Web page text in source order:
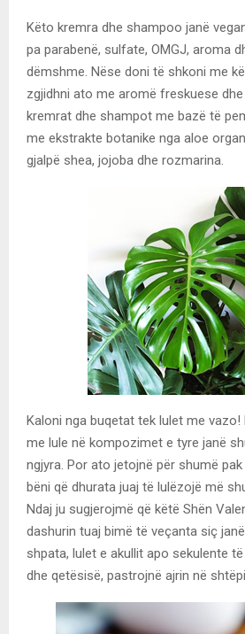
Këto kremra dhe shampoo janë
pa parabenë, sulfate, OMGJ, aroma
dëmshme. Nëse doni të shkoni me
zgjidhni ato me aromë freskuese
kremrat dhe shampot me bazë të
me ekstrakte botanike nga aloe
gjalpë shea, jojoba dhe rozmarina.
Kaloni nga buqetat tek lulet me vazo!
me lule në kompozimet e tyre janë
ngjyra. Por ato jetojnë për shumë
bëni që dhurata juaj të lulëzojë më
Ndaj ju sugjerojmë që këtë Shën
dashurin tuaj bimë të veçanta siç
shpata, lulet e akullit apo sekulente
dhe qetësisë, pastrojnë ajrin në